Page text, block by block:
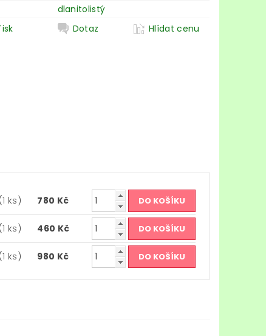
dlanitolistý
Dotaz Hlídat cenu
(1 ks) 780 Kč
(1 ks) 460 Kč
(1 ks) 980 Kč